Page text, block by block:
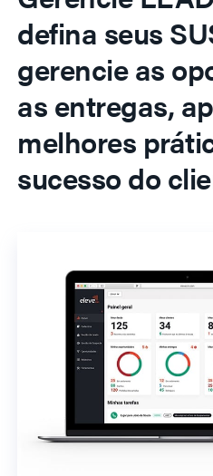
defina seus
gerencie as
as entregas,
melhores
sucesso do